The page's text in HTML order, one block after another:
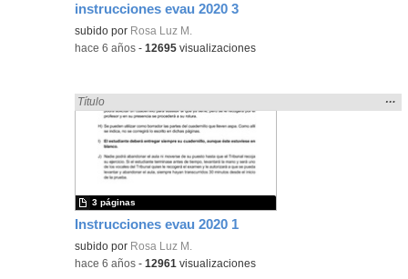
instrucciones evau 2020 3
subido por Rosa Luz M.
-hace 6 años -12695 visualizaciones
Instrucciones evau 2020 1
Encontrado «EvAU» en:
Título
la
…
subido por Rosa Luz M.
3 páginas
-hace 6 años -12961 visualizaciones